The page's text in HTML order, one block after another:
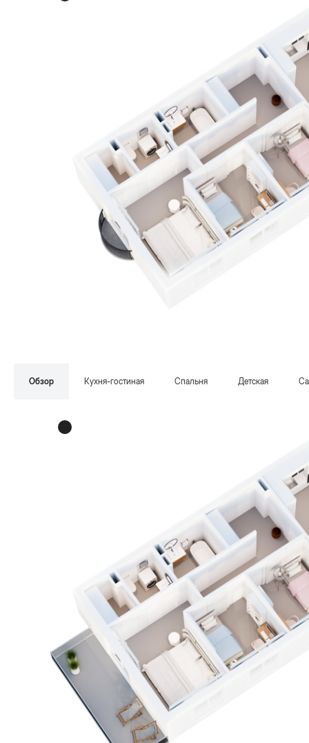
Обзор Кухня-гостиная Спальня Детская